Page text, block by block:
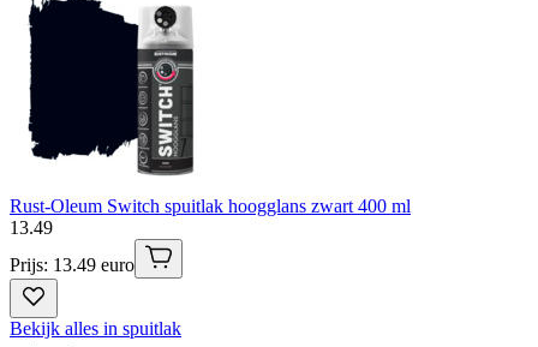
Rust-Oleum Switch spuitlak hoogglans zwart 400 ml
13.49
Prijs: 13.49 euro
Bekijk alles in spuitlak